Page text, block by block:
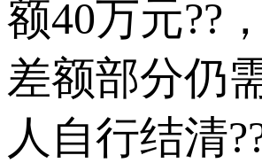
额40万元??
差额部分仍
人自行结清